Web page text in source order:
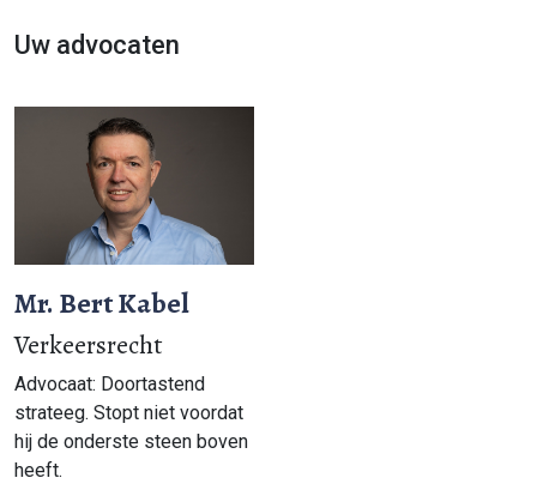
Uw advocaten
Mr. Bert Kabel
Verkeersrecht
Advocaat: Doortastend
strateeg. Stopt niet voordat
hij de onderste steen boven
heeft.